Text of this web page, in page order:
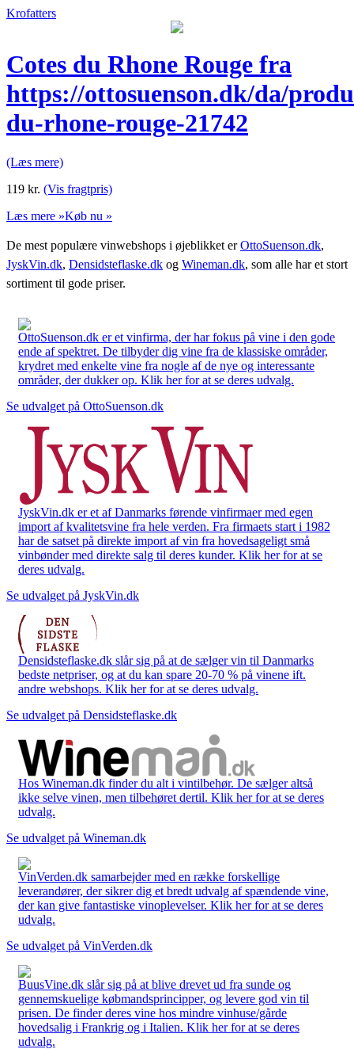
Krofatters
Cotes du Rhone Rouge fra
https://ottosuenson.dk/da/
du-rhone-rouge-21742
(Læs mere)
119 kr. (Vis fragtpris)
Læs mere »Køb nu »
De mest populære vinwebshops i øjeblikket erOttoSuenson.dk,
JyskVin.dk, Densidsteflaske.dk og Wineman.dk, som alle har et stort
sortiment til gode priser.
OttoSuenson.dk er et vinfirma, der har fokus på vine i den gode
ende af spektret. De tilbyder dig vine fra de klassiske områder,
krydret med enkelte vine fra nogle af de nye og interessante
områder, der dukker op. Klik her for at se deres udvalg.
Se udvalget på OttoSuenson.dk
JyskVin.dk er et af Danmarks førende vinfirmaer med egen
import af kvalitetsvine fra hele verden. Fra firmaets start i 1982
har de satset på direkte import af vin fra hovedsageligt små
vinbønder med direkte salg til deres kunder. Klik her for at se
deres udvalg.
Se udvalget på JyskVin.dk
Densidsteflaske.dk slår sig på at de sælger vin til Danmarks
bedste netpriser, og at du kan spare 20-70 % på vinene ift.
andre webshops. Klik her for at se deres udvalg.
Se udvalget på Densidsteflaske.dk
Hos Wineman.dk finder du alt i vintilbehør. De sælger altså
ikke selve vinen, men tilbehøret dertil. Klik her for at se deres
udvalg.
Se udvalget på Wineman.dk
VinVerden.dk samarbejder med en række forskellige
leverandører, der sikrer dig et bredt udvalg af spændende vine,
der kan give fantastiske vinoplevelser. Klik her for at se deres
udvalg.
Se udvalget på VinVerden.dk
BuusVine.dk slår sig på at blive drevet ud fra sunde og
gennemskuelige købmandsprincipper, og levere god vin til
prisen. De finder deres vine hos mindre vinhuse/gårde
hovedsalig i Frankrig og i Italien. Klik her for at se deres
udvalg.